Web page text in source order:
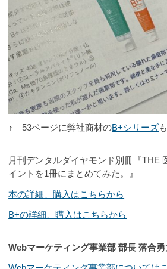
↑ 53ページに弊社商材のB+シリーズ
月刊デンタルダイヤモンド別冊『
イントを1冊にまとめてみた。』
本の詳細、購入はこちらから
B+の詳細、購入はこちらから
Webマーケティング事業部 部長 落合勇